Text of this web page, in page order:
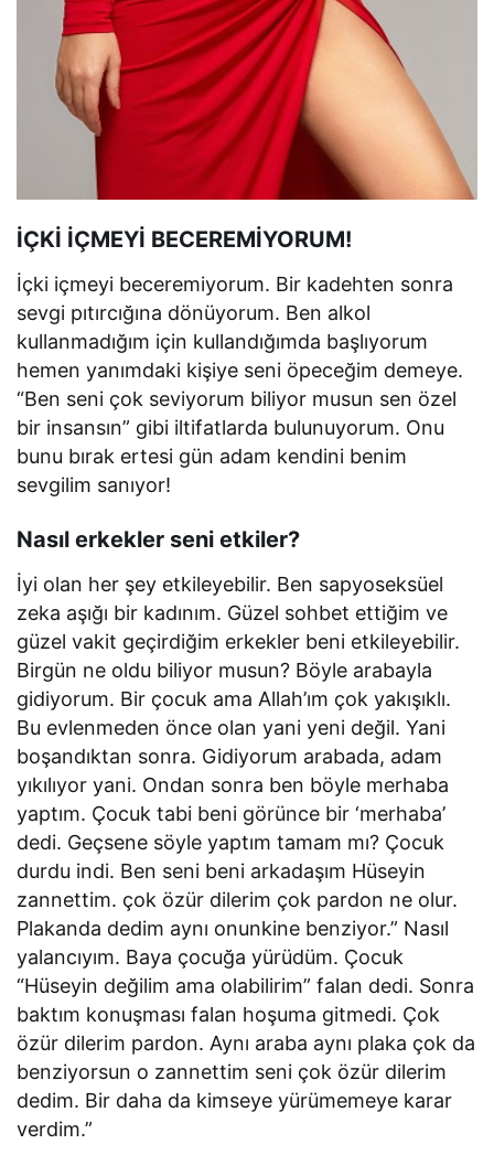
İÇKİ İÇMEYİ BECEREMİYORUM!
İçki içmeyi beceremiyorum. Bir kadehten sonra
sevgi pıtırcığına dönüyorum. Ben alkol
kullanmadığım için kullandığımda başlıyorum
hemen yanımdaki kişiye seni öpeceğim demeye.
“Ben seni çok seviyorum biliyor musun sen özel
bir insansın” gibi iltifatlarda bulunuyorum. Onu
bunu bırak ertesi gün adam kendini benim
sevgilim sanıyor!
Nasıl erkekler seni etkiler?
İyi olan her şey etkileyebilir. Ben sapyoseksüel
zeka aşığı bir kadınım. Güzel sohbet ettiğim ve
güzel vakit geçirdiğim erkekler beni etkileyebilir.
Birgün ne oldu biliyor musun? Böyle arabayla
gidiyorum. Bir çocuk ama Allah’ım çok yakışıklı.
Bu evlenmeden önce olan yani yeni değil. Yani
boşandıktan sonra. Gidiyorum arabada, adam
yıkılıyor yani. Ondan sonra ben böyle merhaba
yaptım. Çocuk tabi beni görünce bir ‘merhaba’
dedi. Geçsene söyle yaptım tamam mı? Çocuk
durdu indi. Ben seni beni arkadaşım Hüseyin
zannettim. çok özür dilerim çok pardon ne olur.
Plakanda dedim aynı onunkine benziyor.” Nasıl
yalancıyım. Baya çocuğa yürüdüm. Çocuk
“Hüseyin değilim ama olabilirim” falan dedi. Sonra
baktım konuşması falan hoşuma gitmedi. Çok
özür dilerim pardon. Aynı araba aynı plaka çok da
benziyorsun o zannettim seni çok özür dilerim
dedim. Bir daha da kimseye yürümemeye karar
verdim.”